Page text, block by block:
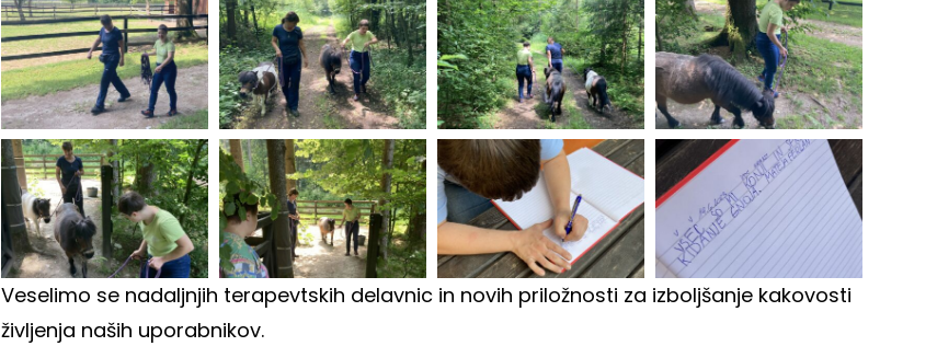
Veselimo se nadaljnjih terapevtskih delavnic in novih priložnosti za izboljšanje kakovosti
življenja naših uporabnikov.